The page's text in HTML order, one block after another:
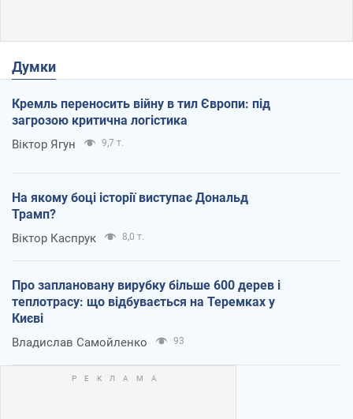
Думки
Кремль переносить війну в тил Європи: під
загрозою критична логістика
Віктор Ягун 9,7 т.
На якому боці історії виступає Дональд
Трамп?
Віктор Каспрук 8,0 т.
Про заплановану вирубку більше 600 дерев і
теплотрасу: що відбувається на Теремках у
Києві
Владислав Самойленко 93